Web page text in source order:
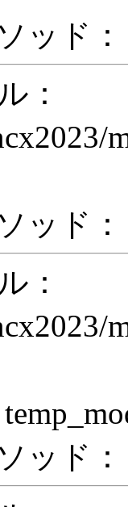
ッド：
：
ッド：
：
ッド：